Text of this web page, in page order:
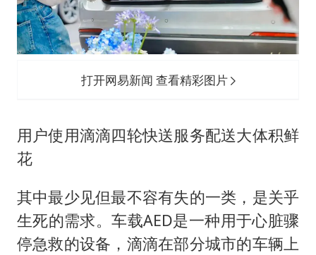
打开网易新闻 查看精彩图片
用户使用滴滴四轮快送服务配送大体积鲜
花
其中最少见但最不容有失的一类，是关乎
生死的需求。车载AED是一种用于心脏骤
停急救的设备，滴滴在部分城市的车辆上